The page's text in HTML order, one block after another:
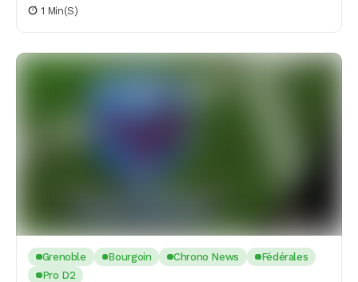
1 Min(s)
Grenoble Bourgoin Chrono News
Fédérales
Pro D2